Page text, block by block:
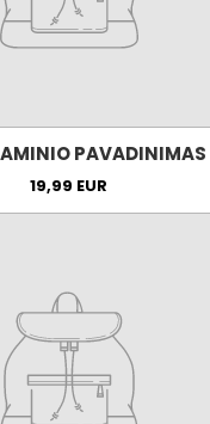
PAVADINIMAS
19,99 EUR